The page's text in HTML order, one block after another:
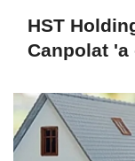
HST
Canpolat